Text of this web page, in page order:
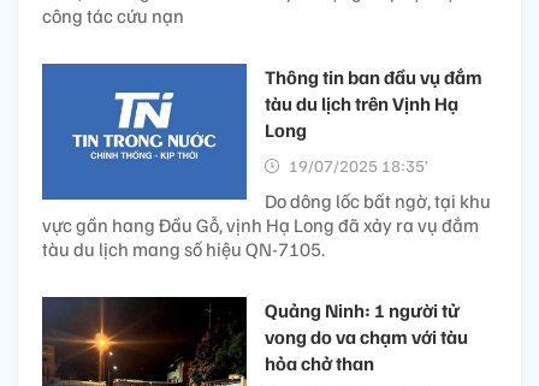
công tác cứu nạn
Thông tin ban đầu vụ đắm
tàu du lịch trên Vịnh Hạ
Long
19/07/2025 18:35’
Do dông lốc bất ngờ, tại khu
vực gần hang Đầu Gỗ, vịnh Hạ Long đã xảy ra vụ đắm
tàu du lịch mang số hiệu QN-7105.
Quảng Ninh: 1 người tử
vong do va chạm với tàu
hỏa chở than